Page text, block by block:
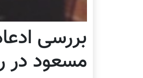
بررسی
مسعود در